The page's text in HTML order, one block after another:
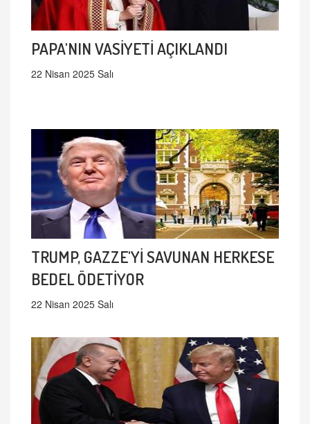
PAPA'NIN VASİYETİ AÇIKLANDI
22 Nisan 2025 Salı
TRUMP, GAZZE'Yİ SAVUNAN HERKESE
BEDEL ÖDETİYOR
22 Nisan 2025 Salı